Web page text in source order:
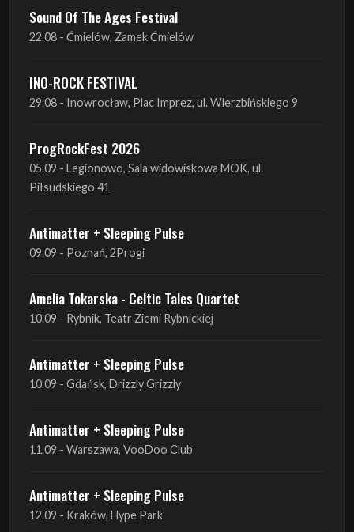
INO-ROCK FESTIVAL
29.08 - Inowrocław, Plac Imprez, ul. Wierzbińskiego 9
ProgRockFest 2026
Antimatter + Sleeping Pulse
09.09 - Poznań, 2Progi
Amelia Tokarska - Celtic Tales Quartet
10.09 - Rybnik, Teatr Ziemi Rybnickiej
Antimatter + Sleeping Pulse
Antimatter + Sleeping Pulse
11.09 - Warszawa, VooDoo Club
Antimatter + Sleeping Pulse
12.09 - Kraków, Hype Park
Amelia Tokarska - Celtic Tales Quartet
19.09 - Brześć Kujawski, Wahadło